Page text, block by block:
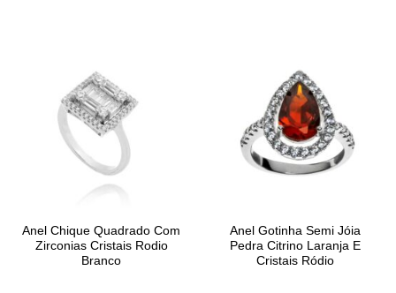
Anel Chique Quadrado Com
Zirconias Cristais Rodio
Branco
Anel Gotinha Semi Jóia
Pedra Citrino Laranja E
Cristais Ródio